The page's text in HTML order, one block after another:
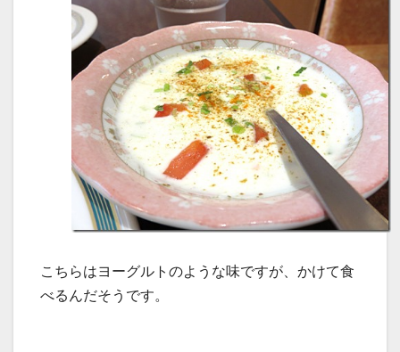
こちらはヨーグルトのような味ですが、かけて食
べるんだそうです。